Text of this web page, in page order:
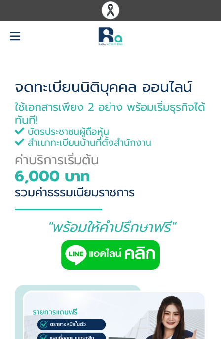
จดทะเบียนนิติบุคคล ออนไลน์
ใช้เอกสารเพียง 2 อย่าง พร้อมเริ่มธุรกิจได้
ทันที!
บัตรประชาชนผู้ถือหุ้น
สำเนาทะเบียนบ้านที่ตั้งสำนักงาน
ค่าบริการเริ่มต้น
6,000 บาท
รวมค่าธรรมเนียมราชการ
"พร้อมให้คำปรึกษาฟรี"